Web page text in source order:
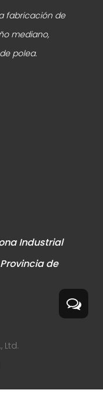
fabricación de
mediano,
polea.
Industrial
de
Ltd.